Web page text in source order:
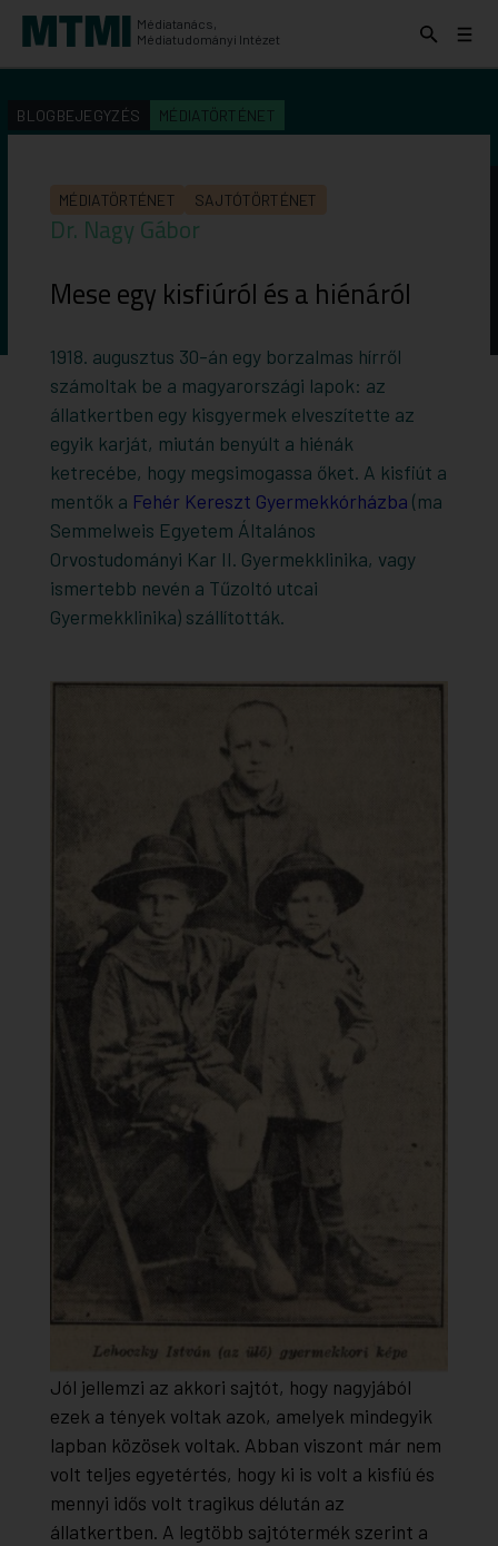
Médiatanács,
Médiatudományi Intézet
KERESÉS AZ INTÉZET ANYAGAI KÖZÖTT
indítása
Keresés
Menü
BLOGBEJEGYZÉS MÉDIATÖRTÉNET
Dr. Nagy Gábor
MÉDIATÖRTÉNET SAJTÓTÖRTÉNET
Mese egy kisfiúról és a hiénáról
1918. augusztus 30-án egy borzalmas hírről
számoltak be a magyarországi lapok: az
állatkertben egy kisgyermek elveszítette az
egyik karját, miután benyúlt a hiénák
ketrecébe, hogy megsimogassa őket. A kisfiút a
mentők a Fehér Kereszt Gyermekkórházba (ma
Semmelweis Egyetem Általános
Orvostudományi Kar II. Gyermekklinika, vagy
ismertebb nevén a Tűzoltó utcai
Gyermekklinika) szállították.
Jól jellemzi az akkori sajtót, hogy nagyjából
ezek a tények voltak azok, amelyek mindegyik
lapban közösek voltak. Abban viszont már nem
volt teljes egyetértés, hogy ki is volt a kisfiú és
mennyi idős volt tragikus délután az
állatkertben. A legtöbb sajtótermék szerint a